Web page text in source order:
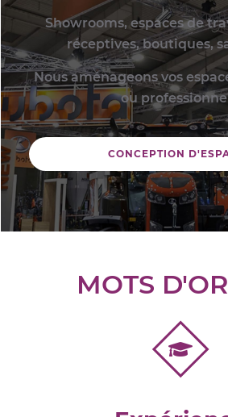
Showrooms, espaces de
réceptives, boutiques,
Nous aménageons vos
ou
CONCEPTION
MOTS